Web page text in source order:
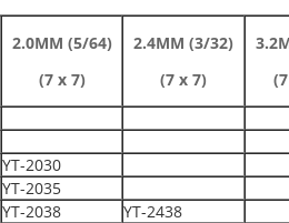
2.0MM (5/64)
(7 x 7)
2.4MM (3/32)
(7 x 7)
YT-2030
YT-2035
YT-2038
YT-2438